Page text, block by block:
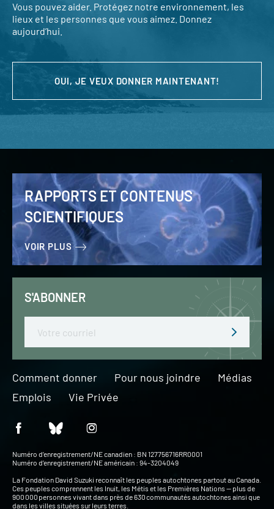
Vous pouvez aider. Protégez notre environnement, les
lieux et les personnes que vous aimez. Donnez
aujourd’hui.
OUI, JE VEUX DONNER MAINTENANT!
RAPPORTS ET CONTENUS
SCIENTIFIQUES
VOIR PLUS
S'ABONNER
Comment donner Pour nous joindre
Médias
Emplois
Vie Privée
Numéro d’enregistrement/NE canadien : BN 127756716RR0001
Numéro d’enregistrement/NE américain : 94-3204049
La Fondation David Suzuki reconnaît les peuples autochtones partout au Canada.
Ces peuples comprennent les Inuit, les Métis et les Premières Nations — plus de
900 000 personnes vivant dans près de 630 communautés autochtones ainsi que
dans les villes situées sur leurs terres.